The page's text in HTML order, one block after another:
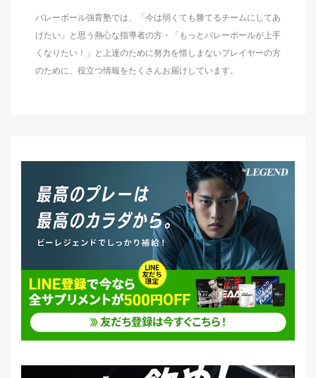
バレーボール強育塾では、「今は弱くても勝てるチームにしてあ
げたい」と思う熱心な指導者の方・「もっとバレーボールが上手
くなりたい！」と上達のために努力を惜しまないプレイヤーの方
のために、役立つ情報をたくさんお届けしています。